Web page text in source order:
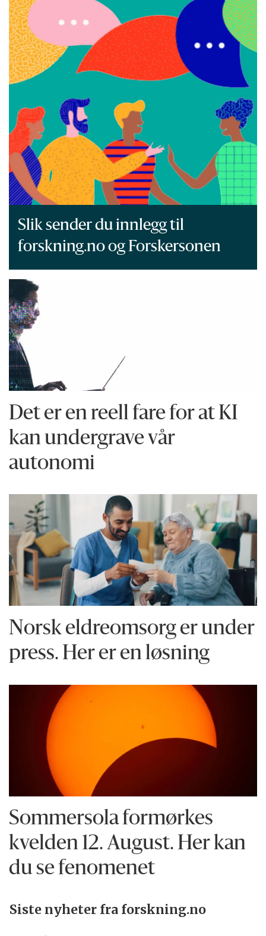
Slik sender du innlegg til
forskning.no og Forskersonen
Det er en reell fare for at KI
kan undergrave vår
autonomi
Norsk eldreomsorg er under
press. Her er en løsning
Sommersola formørkes
kvelden 12. August. Her kan
du se fenomenet
Siste nyheter fra forskning.no